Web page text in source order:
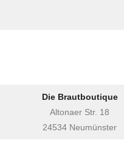
Die Brautboutique
Altonaer Str. 18
24534 Neumünster